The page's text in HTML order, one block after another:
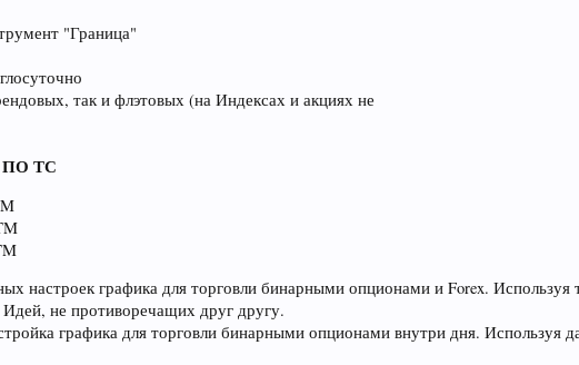
"Граница"
так и флэтовых (на Индексах и акциях не
ТС
настроек графика для торговли бинарными опционами и Forex. Используя
Идей, не противоречащих друг другу.
графика для торговли бинарными опционами внутри дня. Используя